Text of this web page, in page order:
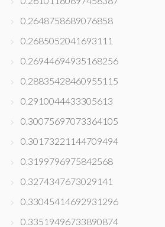
0.2648758689076858
0.2685052041693111
0.26944694935168256
0.28835428460955115
0.2910044433305613
0.30075697073364105
0.30173221144709494
0.3199796975842568
0.3274347673029141
0.33045414692931296
0.33519496733890874